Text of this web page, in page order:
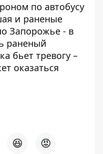
по автобусу
и раненые
Запорожье - в
раненый
бьет тревогу –
оказаться
😆 😡